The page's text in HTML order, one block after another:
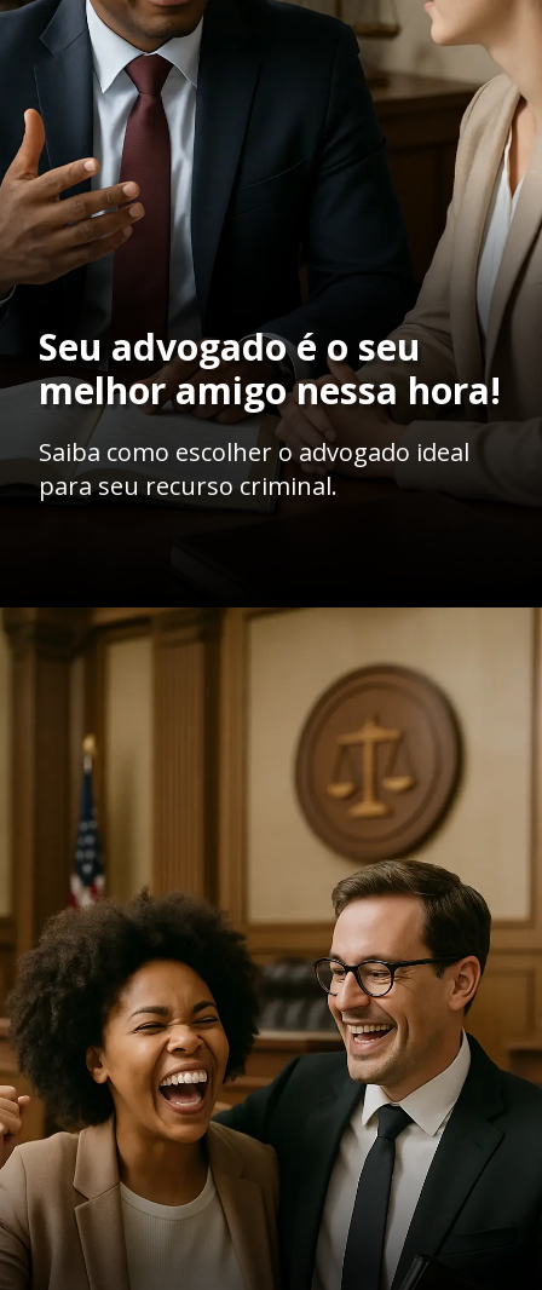
Seu advogado é o seu
melhor amigo nessa hora!
Saiba como escolher o advogado ideal
para seu recurso criminal.
Openinghttps://ademilsoncs.adv.br/